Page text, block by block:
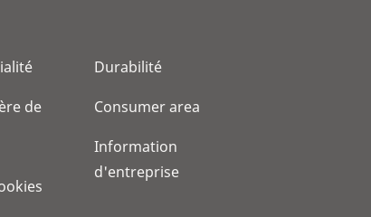
de
Durabilité
Consumer area
Information
d'entreprise